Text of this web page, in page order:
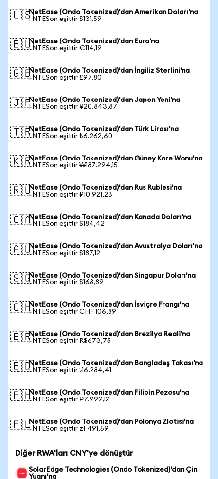
🇺🇸NetEase (Ondo Tokenized)'dan Amerikan Doları'na
1 NTESon eşittir $131,59
🇪🇺NetEase (Ondo Tokenized)'dan Euro'na
1 NTESon eşittir €114,19
🇬🇧NetEase (Ondo Tokenized)'dan İngiliz Sterlini'na
1 NTESon eşittir £97,80
🇯🇵NetEase (Ondo Tokenized)'dan Japon Yeni'na
1 NTESon eşittir ¥20.843,87
🇹🇷NetEase (Ondo Tokenized)'dan Türk Lirası'na
1 NTESon eşittir ₺6.262,60
🇰🇷NetEase (Ondo Tokenized)'dan Güney Kore Wonu'na
1 NTESon eşittir ₩187.294,15
🇷🇺NetEase (Ondo Tokenized)'dan Rus Rublesi'na
1 NTESon eşittir ₽10.921,23
🇨🇦NetEase (Ondo Tokenized)'dan Kanada Doları'na
1 NTESon eşittir $184,42
🇦🇺NetEase (Ondo Tokenized)'dan Avustralya Doları'na
1 NTESon eşittir $187,12
🇸🇬NetEase (Ondo Tokenized)'dan Singapur Doları'na
1 NTESon eşittir $168,89
🇨🇭NetEase (Ondo Tokenized)'dan İsviçre Frangı'na
1 NTESon eşittir CHF 106,89
🇧🇷NetEase (Ondo Tokenized)'dan Brezilya Reali'na
1 NTESon eşittir R$673,75
🇧🇩NetEase (Ondo Tokenized)'dan Bangladeş Takası'na
1 NTESon eşittir ৳16.284,41
🇵🇭NetEase (Ondo Tokenized)'dan Filipin Pezosu'na
1 NTESon eşittir ₱7.999,12
🇵🇱NetEase (Ondo Tokenized)'dan Polonya Zlotisi'na
1 NTESon eşittir zł 491,59
Diğer RWA'ları CNY'ye dönüştür
SolarEdge Technologies (Ondo Tokenized)'dan Çin
Yuanı'na